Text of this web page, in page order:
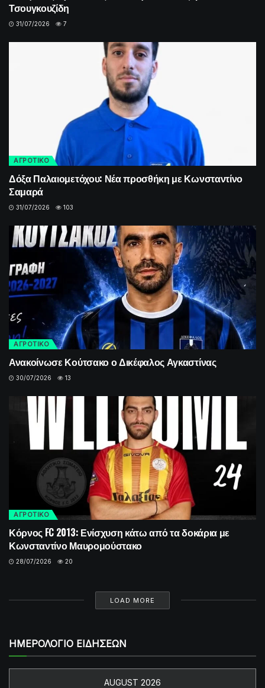
Τσουγκουζίδη
31/07/2026 7
ΑΓΡΟΤΙΚΟ
Δόξα Παλαιομετόχου: Νέα προσθήκη με Κωνσταντίνο
Σαμαρά
31/07/2026 103
ΑΓΡΟΤΙΚΟ
Ανακοίνωσε Κούτσακο ο Δικέφαλος Αγκαστίνας
30/07/2026 13
ΑΓΡΟΤΙΚΟ
Κόρνος FC 2013: Ενίσχυση κάτω από τα δοκάρια με
Κωνσταντίνο Μαυρομούστακο
28/07/2026 20
LOAD MORE
ΗΜΕΡΟΛΟΓΙΟ ΕΙΔΗΣΕΩΝ
AUGUST 2026